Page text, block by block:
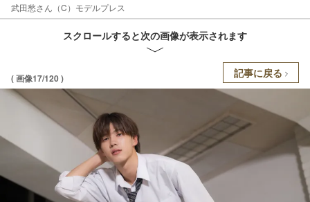
武田愁さん（C）モデルプレス
スクロールすると次の画像が表示されます
( 画像17/120 ) 記事に戻る